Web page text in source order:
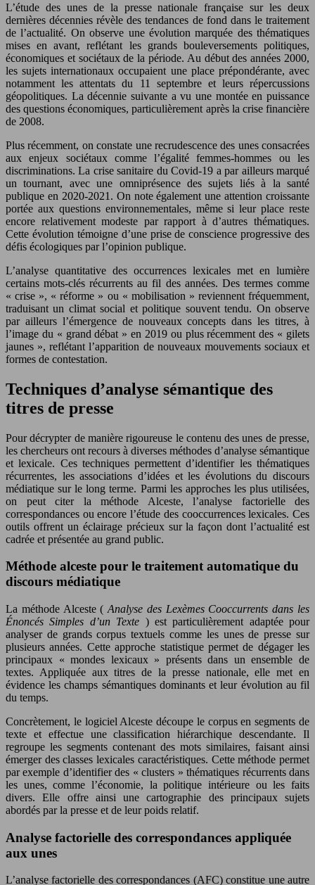
L’étude des unes de la presse nationale française sur les deux
dernières décennies révèle des tendances de fond dans le traitement
de l’actualité. On observe une évolution marquée des thématiques
mises en avant, reflétant les grands bouleversements politiques,
économiques et sociétaux de la période. Au début des années 2000,
les sujets internationaux occupaient une place prépondérante, avec
notamment les attentats du 11 septembre et leurs répercussions
géopolitiques. La décennie suivante a vu une montée en puissance
des questions économiques, particulièrement après la crise financière
de 2008.
Plus récemment, on constate une recrudescence des unes consacrées
aux enjeux sociétaux comme l’égalité femmes-hommes ou les
discriminations. La crise sanitaire du Covid-19 a par ailleurs marqué
un tournant, avec une omniprésence des sujets liés à la santé
publique en 2020-2021. On note également une attention croissante
portée aux questions environnementales, même si leur place reste
encore relativement modeste par rapport à d’autres thématiques.
Cette évolution témoigne d’une prise de conscience progressive des
défis écologiques par l’opinion publique.
L’analyse quantitative des occurrences lexicales met en lumière
certains mots-clés récurrents au fil des années. Des termes comme
« crise », « réforme » ou « mobilisation » reviennent fréquemment,
traduisant un climat social et politique souvent tendu. On observe
par ailleurs l’émergence de nouveaux concepts dans les titres, à
l’image du « grand débat » en 2019 ou plus récemment des « gilets
jaunes », reflétant l’apparition de nouveaux mouvements sociaux et
formes de contestation.
Techniques d’analyse sémantique des
titres de presse
Pour décrypter de manière rigoureuse le contenu des unes de presse,
les chercheurs ont recours à diverses méthodes d’analyse sémantique
et lexicale. Ces techniques permettent d’identifier les thématiques
récurrentes, les associations d’idées et les évolutions du discours
médiatique sur le long terme. Parmi les approches les plus utilisées,
on peut citer la méthode Alceste, l’analyse factorielle des
correspondances ou encore l’étude des cooccurrences lexicales. Ces
outils offrent un éclairage précieux sur la façon dont l’actualité est
cadrée et présentée au grand public.
Méthode alceste pour le traitement automatique du
discours médiatique
La méthode Alceste (Analyse des Lexèmes Cooccurrents dans les
Énoncés Simples d’un Texte ) est particulièrement adaptée pour
analyser de grands corpus textuels comme les unes de presse sur
plusieurs années. Cette approche statistique permet de dégager les
principaux « mondes lexicaux » présents dans un ensemble de
textes. Appliquée aux titres de la presse nationale, elle met en
évidence les champs sémantiques dominants et leur évolution au fil
du temps.
Concrètement, le logiciel Alceste découpe le corpus en segments de
texte et effectue une classification hiérarchique descendante. Il
regroupe les segments contenant des mots similaires, faisant ainsi
émerger des classes lexicales caractéristiques. Cette méthode permet
par exemple d’identifier des « clusters » thématiques récurrents dans
les unes, comme l’économie, la politique intérieure ou les faits
divers. Elle offre ainsi une cartographie des principaux sujets
abordés par la presse et de leur poids relatif.
Analyse factorielle des correspondances appliquée
aux unes
L’analyse factorielle des correspondances (AFC) constitue une autre